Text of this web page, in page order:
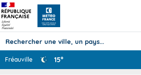
Prévisions
Fréauville 15°